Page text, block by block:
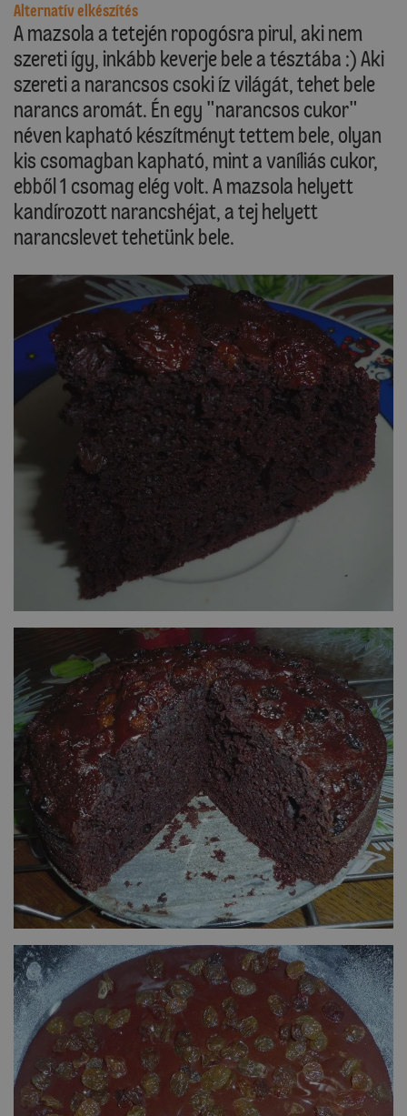
Alternatív elkészítés
A mazsola a tetején ropogósra pirul, aki nem
szereti így, inkább keverje bele a tésztába :) Aki
szereti a narancsos csoki íz világát, tehet bele
narancs aromát. Én egy "narancsos cukor"
néven kapható készítményt tettem bele, olyan
kis csomagban kapható, mint a vaníliás cukor,
ebből 1 csomag elég volt. A mazsola helyett
kandírozott narancshéjat, a tej helyett
narancslevet tehetünk bele.